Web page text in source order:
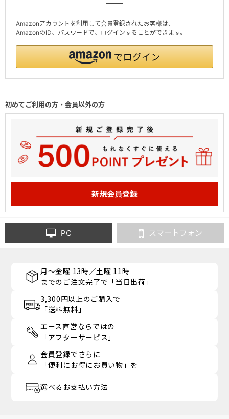
Amazonアカウントを利用して会員登録されたお客様は、
AmazonのID、パスワードで、ログインすることができます。
初めてご利用の方・会員以外の方
PC スマートフォン
月～金曜 13時／土曜 11時
までのご注文完了で「当日出荷」
3,300円以上のご購入で
「送料無料」
エース直営ならではの
「アフターサービス」
会員登録でさらに
「便利にお得にお買い物」を
選べるお支払い方法